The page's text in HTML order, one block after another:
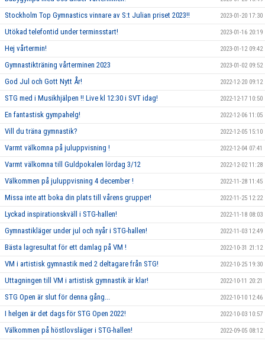
Stockholm Top Gymnastics vinnare av S:t Julian priset 2023!! 2023-01-20 17:30
Utökad telefontid under terminsstart! 2023-01-16 20:19
Hej vårtermin! 2023-01-12 09:42
Gymnastikträning vårterminen 2023 2023-01-02 09:52
God Jul och Gott Nytt År! 2022-12-20 09:12
STG med i Musikhjälpen !! Live kl 12:30 i SVT idag! 2022-12-17 10:50
En fantastisk gympahelg! 2022-12-06 11:05
Vill du träna gymnastik? 2022-12-05 15:10
Varmt välkomna på juluppvisning ! 2022-12-04 07:41
Varmt välkomna till Guldpokalen lördag 3/12 2022-12-02 11:28
Välkommen på juluppvisning 4 december ! 2022-11-28 11:45
Missa inte att boka din plats till vårens grupper! 2022-11-25 12:22
Lyckad inspirationskväll i STG-hallen! 2022-11-18 08:03
Gymnastikläger under jul och nyår i STG-hallen! 2022-11-03 12:49
Bästa lagresultat för ett damlag på VM ! 2022-10-31 21:12
VM i artistisk gymnastik med 2 deltagare från STG! 2022-10-25 19:30
Uttagningen till VM i artistisk gymnastik är klar! 2022-10-11 20:21
STG Open är slut för denna gång... 2022-10-10 12:46
I helgen är det dags för STG Open 2022! 2022-10-03 10:57
Välkommen på höstlovsläger i STG-hallen! 2022-09-05 08:12